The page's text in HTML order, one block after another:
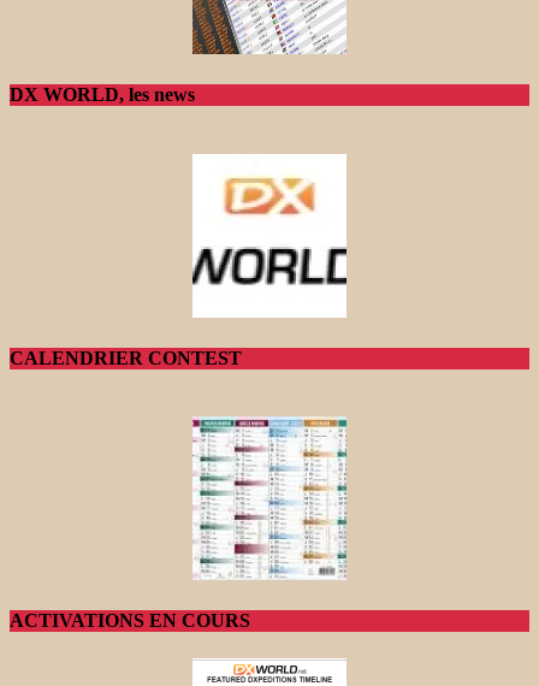
DX WORLD, les news
CALENDRIER CONTEST
ACTIVATIONS EN COURS